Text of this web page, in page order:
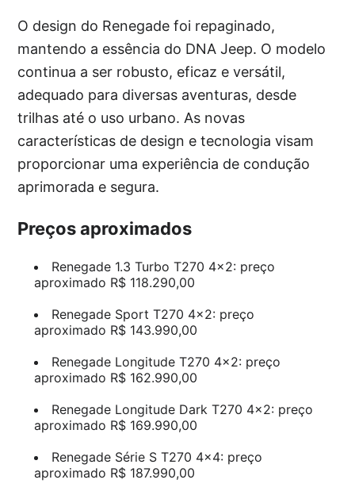
O design do Renegade foi repaginado,
mantendo a essência do DNA Jeep. O modelo
continua a ser robusto, eficaz e versátil,
adequado para diversas aventuras, desde
trilhas até o uso urbano. As novas
características de design e tecnologia visam
proporcionar uma experiência de condução
aprimorada e segura.
Preços aproximados
Renegade 1.3 Turbo T270 4×2: preço
aproximado R$ 118.290,00
Renegade Sport T270 4×2: preço
aproximado R$ 143.990,00
Renegade Longitude T270 4×2: preço
aproximado R$ 162.990,00
Renegade Longitude Dark T270 4×2: preço
aproximado R$ 169.990,00
Renegade Série S T270 4×4: preço
aproximado R$ 187.990,00